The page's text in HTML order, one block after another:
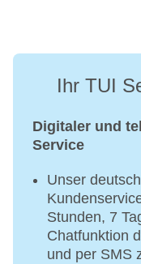
Ihr TUI
Digitaler und
Service
Unser
Stunden, 7
Chatfunktion
und per SMS